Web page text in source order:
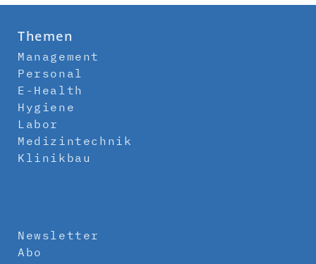
Themen
Management
Personal
E-Health
Hygiene
Labor
Medizintechnik
Klinikbau
Newsletter
Abo